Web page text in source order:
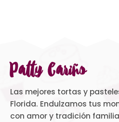
Patty Cariño
Las mejores tortas y
Florida. Endulzamos tus
con amor y tradición